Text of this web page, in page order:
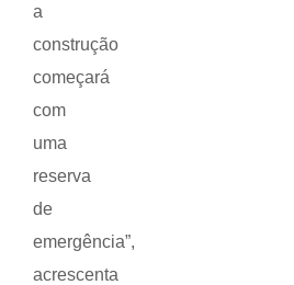
a
construção
começará
com
uma
reserva
de
emergência”,
acrescenta